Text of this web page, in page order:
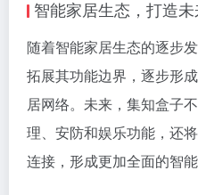
智能家居生态，打造
随着智能家居生态的逐步
拓展其功能边界，逐步形
居网络。未来，集知盒子
理、安防和娱乐功能，还
连接，形成更加全面的智能